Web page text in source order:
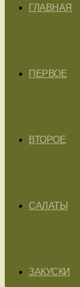
ГЛАВНАЯ
ПЕРВОЕ
ВТОРОЕ
САЛАТЫ
ЗАКУСКИ